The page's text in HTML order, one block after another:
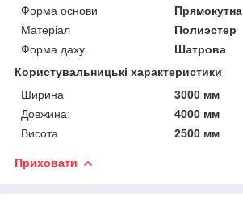
Форма основи
Прямокутна
Матеріал
Полиэстер
Форма даху
Шатрова
Користувальницькі характеристики
Ширина
3000 мм
Довжина:
4000 мм
Висота
2500 мм
Приховати